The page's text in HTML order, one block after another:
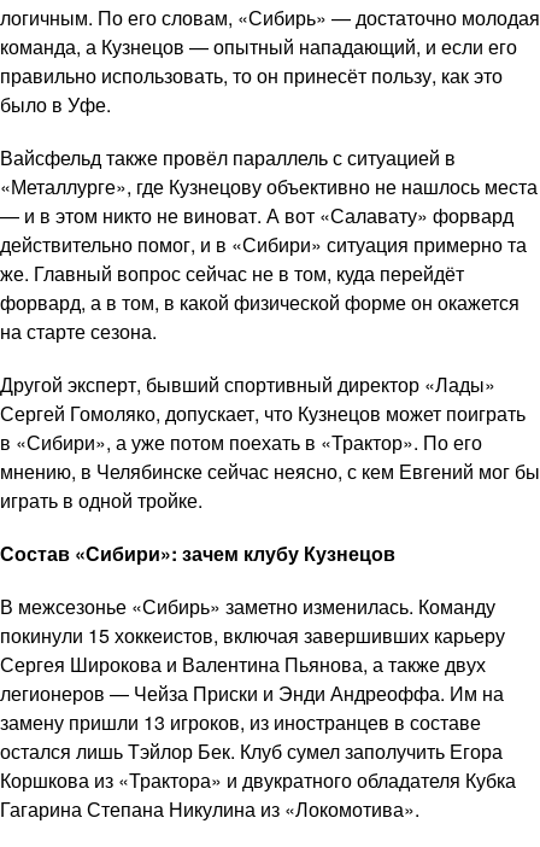
логичным. По его словам, «Сибирь» — достаточно молодая
команда, а Кузнецов — опытный нападающий, и если его
правильно использовать, то он принесёт пользу, как это
было в Уфе.
Вайсфельд также провёл параллель с ситуацией в
«Металлурге», где Кузнецову объективно не нашлось места
— и в этом никто не виноват. А вот «Салавату» форвард
действительно помог, и в «Сибири» ситуация примерно та
же. Главный вопрос сейчас не в том, куда перейдёт
форвард, а в том, в какой физической форме он окажется
на старте сезона.
Другой эксперт, бывший спортивный директор «Лады»
Сергей Гомоляко, допускает, что Кузнецов может поиграть
в «Сибири», а уже потом поехать в «Трактор». По его
мнению, в Челябинске сейчас неясно, с кем Евгений мог бы
играть в одной тройке.
Состав «Сибири»: зачем клубу Кузнецов
В межсезонье «Сибирь» заметно изменилась. Команду
покинули 15 хоккеистов, включая завершивших карьеру
Сергея Широкова и Валентина Пьянова, а также двух
легионеров — Чейза Приски и Энди Андреоффа. Им на
замену пришли 13 игроков, из иностранцев в составе
остался лишь Тэйлор Бек. Клуб сумел заполучить Егора
Коршкова из «Трактора» и двукратного обладателя Кубка
Гагарина Степана Никулина из «Локомотива».